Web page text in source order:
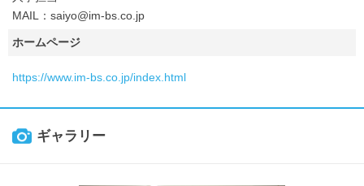
MAIL：saiyo@im-bs.co.jp
ホームページ
https://www.im-bs.co.jp/index.html
ギャラリー